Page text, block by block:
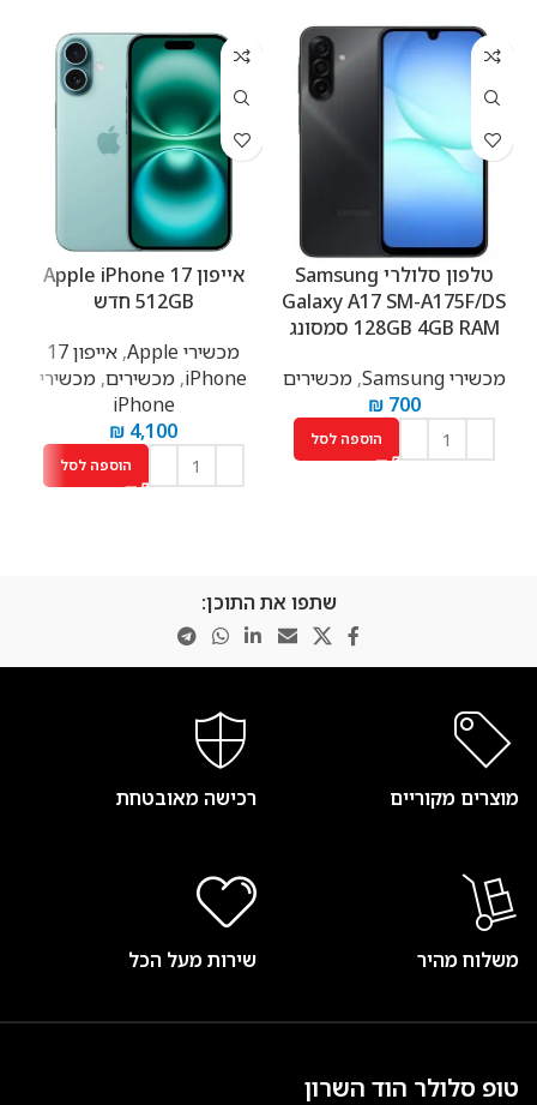
טלפון סלולרי Samsung
Galaxy A17 SM-A175F/DS
128GB 4GB RAM סמסונג
מכשירי Samsung
,מכשירים
₪700
הוספה לסל
אייפון Apple iPhone 17
512GB חדש
מכשירי Apple
,
אייפון 17
iPhone
, מכשירים, מכשירי
iPhone
₪ 4,100
הוספה לסל
שתפו את התוכן:
מוצרים מקוריים רכישה מאובטחת
משלוח מהיר שירות מעל הכל
טופ סלולר הוד השרון